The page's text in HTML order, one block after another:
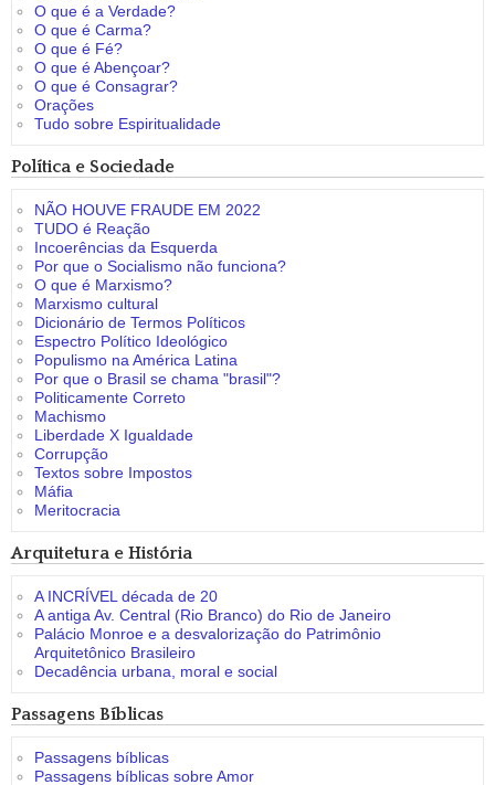
O que é a Verdade?
O que é Carma?
O que é Fé?
O que é Abençoar?
O que é Consagrar?
Orações
Tudo sobre Espiritualidade
Política e Sociedade
NÃO HOUVE FRAUDE EM 2022
TUDO é Reação
Incoerências da Esquerda
Por que o Socialismo não funciona?
O que é Marxismo?
Marxismo cultural
Dicionário de Termos Políticos
Espectro Político Ideológico
Populismo na América Latina
Por que o Brasil se chama "brasil"?
Politicamente Correto
Machismo
Liberdade X Igualdade
Corrupção
Textos sobre Impostos
Máfia
Meritocracia
Arquitetura e História
A INCRÍVEL década de 20
A antiga Av. Central (Rio Branco) do Rio de Janeiro
Palácio Monroe e a desvalorização do Patrimônio
Arquitetônico Brasileiro
Decadência urbana, moral e social
Passagens Bíblicas
Passagens bíblicas
Passagens bíblicas sobre Amor